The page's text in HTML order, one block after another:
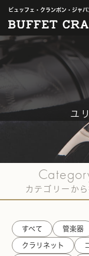
ビュッフェ・クランポン・ジャ
ユ
〈Julius
カテゴリーか
すべて 管楽器
クラリネット